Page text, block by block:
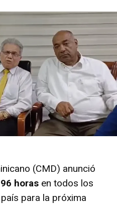
(CMD) anunció
horas en todos los
para la próxima